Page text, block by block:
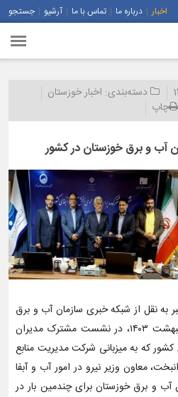
اخبار درباره ما تماس با ما آرشیو جستجو
دسته‌بندی: اخبار خوزستان
چاپ
آب و برق خوزستان در کشور
به نقل از شبکه خبری سازمان آب و برق
خوزستان، روز چهارشنبه ۲۶ اردیبهشت ۱۴۰۳، در نشست مشترک مدیران
که به میزبانی شرکت مدیریت منابع
معاون وزیر نیرو در امور آب و آبفا
آب و برق خوزستان برای چندمین بار در